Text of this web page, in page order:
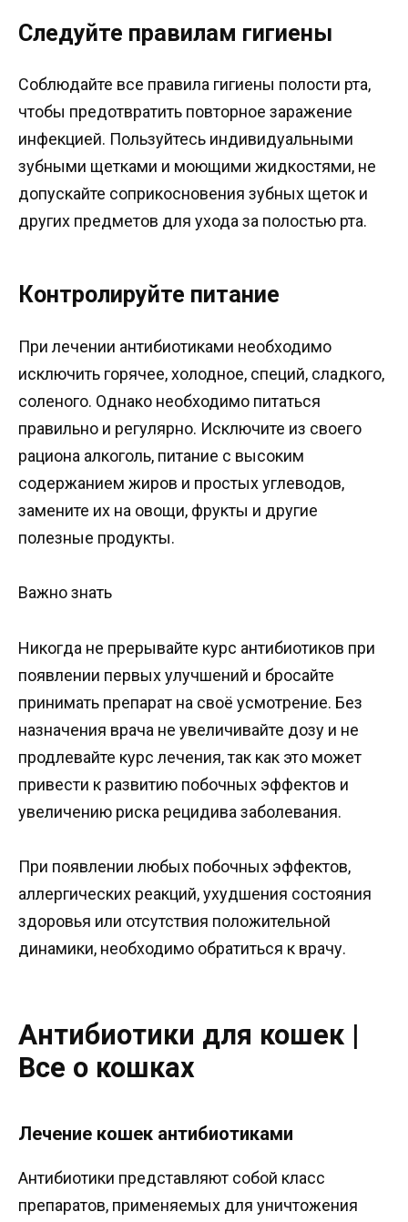
Следуйте правилам гигиены
Соблюдайте все правила гигиены полости рта,
чтобы предотвратить повторное заражение
инфекцией. Пользуйтесь индивидуальными
зубными щетками и моющими жидкостями, не
допускайте соприкосновения зубных щеток и
других предметов для ухода за полостью рта.
Контролируйте питание
При лечении антибиотиками необходимо
исключить горячее, холодное, специй, сладкого,
соленого. Однако необходимо питаться
правильно и регулярно. Исключите из своего
рациона алкоголь, питание с высоким
содержанием жиров и простых углеводов,
замените их на овощи, фрукты и другие
полезные продукты.
Важно знать
Никогда не прерывайте курс антибиотиков при
появлении первых улучшений и бросайте
принимать препарат на своё усмотрение. Без
назначения врача не увеличивайте дозу и не
продлевайте курс лечения, так как это может
привести к развитию побочных эффектов и
увеличению риска рецидива заболевания.
При появлении любых побочных эффектов,
аллергических реакций, ухудшения состояния
здоровья или отсутствия положительной
динамики, необходимо обратиться к врачу.
Антибиотики для кошек |
Все о кошках
Лечение кошек антибиотиками
Антибиотики представляют собой класс
препаратов, применяемых для уничтожения